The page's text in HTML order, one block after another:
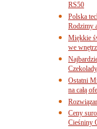
RS50
Polska
Rodzimy
Miękkie
we
Ostatni
na całą
Ceny
Cieśniny